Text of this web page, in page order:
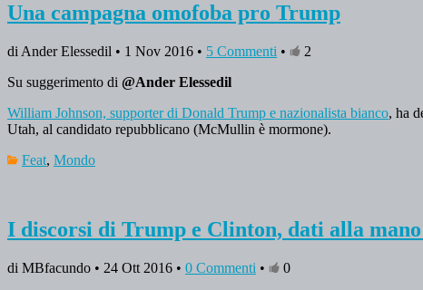
Una campagna omofoba pro Trump
di Ander Elessedil • 1 Nov 2016 • 5 Commenti •
2
Su suggerimento di @Ander Elessedil
William Johnson, supporter di Donald Trump e nazionalista bianco, ha
Utah, al candidato repubblicano (McMullin è mormone).
Feat, Mondo
I discorsi di Trump e Clinton, dati alla
di MBfacundo • 24 Ott 2016 • 0 Commenti •
0